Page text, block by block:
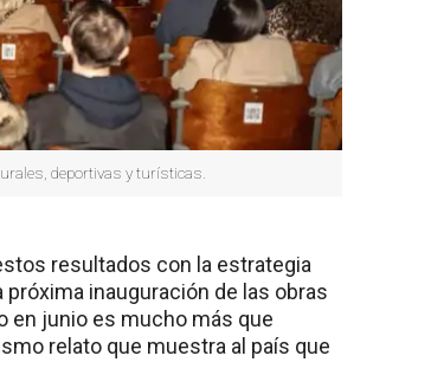
deportivas y turísticas.
resultados con la estrategia
inauguración de las obras
en junio es mucho más que
relato que muestra al país que